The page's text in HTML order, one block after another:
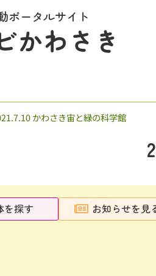
ポータルサイト
かわさき
かわさき宙と緑の科学館
を探す お知らせを見